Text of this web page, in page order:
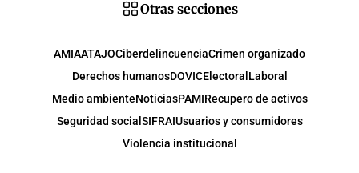
Otras secciones
AMIAATAJOCiberdelincuenciaCrimen organizado
Derechos humanosDOVICElectoral Laboral
Medio ambienteNoticiasPAMIRecupero de activos
Seguridad social SIFRAIUsuarios y consumidores
Violencia institucional